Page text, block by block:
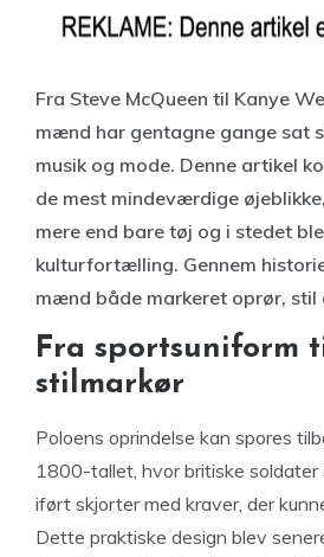
Fra Steve McQueen til Kanye
mænd har gentagne gange sat
musik og mode. Denne artikel
de mest mindeværdige
mere end bare tøj og i stedet
kulturfortælling. Gennem
mænd både markeret oprør, stil
Fra sportsuniform
stilmarkør
Poloens oprindelse kan spores
1800-tallet, hvor britiske soldater
iført skjorter med kraver, der
Dette praktiske design blev